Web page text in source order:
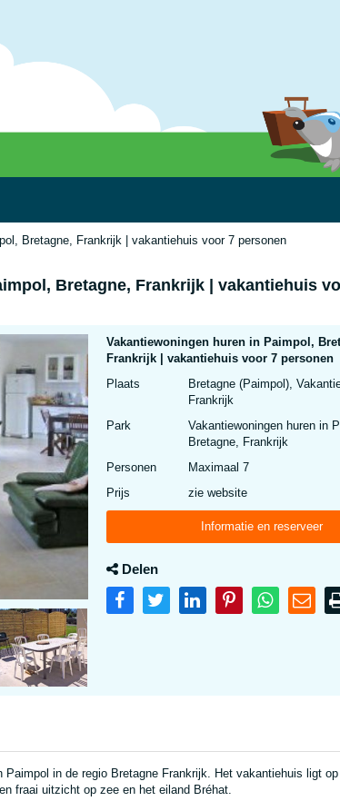
Bretagne, Frankrijk | vakantiehuis voor 7 personen
Bretagne, Frankrijk | vakantiehuis
Vakantiewoningen huren in Paimpol,
Frankrijk | vakantiehuis voor 7 personen
Plaats
Bretagne (Paimpol),
Frankrijk
Park
Vakantiewoningen huren in
Bretagne, Frankrijk
Personen
Maximaal 7
Prijs
zie website
Informatie en reserveer
Delen
Paimpol in de regio Bretagne Frankrijk. Het vakantiehuis ligt
fraai uitzicht op zee en het eiland Bréhat.